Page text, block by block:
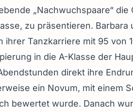
„Nachwuchspaare“ die
zu präsentieren. Barbara
ihrer Tanzkarriere mit 95 von
in die A-Klasse der
direkt ihre
ein Novum, mit einem
bewertet wurde. Danach